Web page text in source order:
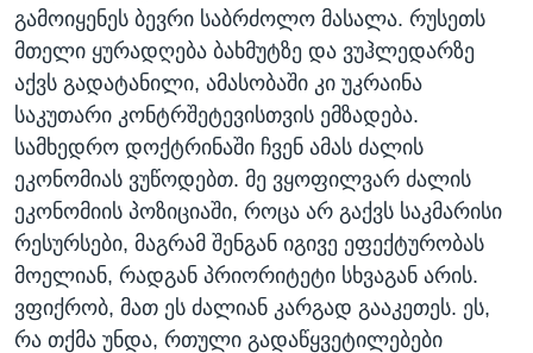
გამოიყენეს ბევრი საბრძოლო მასალა. რუსეთს
მთელი ყურადღება ბახმუტზე და ვუჰლედარზე
აქვს გადატანილი, ამასობაში კი უკრაინა
საკუთარი კონტრშეტევისთვის ემზადება.
სამხედრო დოქტრინაში ჩვენ ამას ძალის
ეკონომიას ვუწოდებთ. მე ვყოფილვარ ძალის
ეკონომიის პოზიციაში, როცა არ გაქვს საკმარისი
რესურსები, მაგრამ შენგან იგივე ეფექტურობას
მოელიან, რადგან პრიორიტეტი სხვაგან არის.
ვფიქრობ, მათ ეს ძალიან კარგად გააკეთეს. ეს,
რა თქმა უნდა, რთული გადაწყვეტილებები